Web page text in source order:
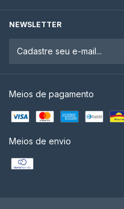
NEWSLETTER
Meios de pagamento
Meios de envio